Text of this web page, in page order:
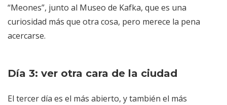
“Meones”, junto al Museo de Kafka, que es una
curiosidad más que otra cosa, pero merece la pena
acercarse.
Día 3: ver otra cara de la ciudad
El tercer día es el más abierto, y también el más